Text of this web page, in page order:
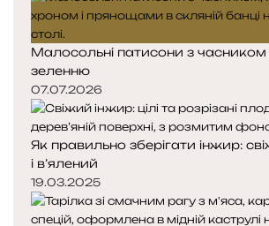
Малосольні патисони з часником
зеленню
07.07.2026
Як правильно зберігати інжир:
і в’ялений
19.03.2025